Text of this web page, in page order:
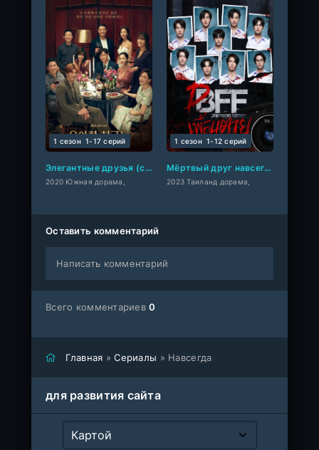
Элегантные друзья (сериал 2020)
2020 Южная дорама,
1 сезон 1-17 cерий
Мёртвый друг навсегда
2023 Таиланд дорама,
1 сезон 1-12 cерий
Оставить комментарий
Написать комментарий
Всего комментариев0
Главная »Сериалы » Навсегда
для развития сайта